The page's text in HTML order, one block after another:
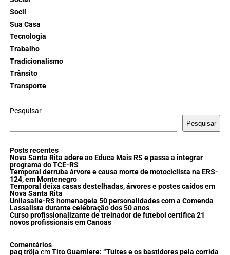
Socil
Sua Casa
Tecnologia
Trabalho
Tradicionalismo
Trânsito
Transporte
Pesquisar
Pesquisar
Posts recentes
Nova Santa Rita adere ao Educa Mais RS e passa a integrar
programa do TCE-RS
Temporal derruba árvore e causa morte de motociclista na ERS-
124, em Montenegro
Temporal deixa casas destelhadas, árvores e postes caídos em
Nova Santa Rita
Unilasalle-RS homenageia 50 personalidades com a Comenda
Lassalista durante celebração dos 50 anos
Curso profissionalizante de treinador de futebol certifica 21
novos profissionais em Canoas
Comentários
pag tröja emTito Guarniere: “Tuítes e os bastidores pela corrida